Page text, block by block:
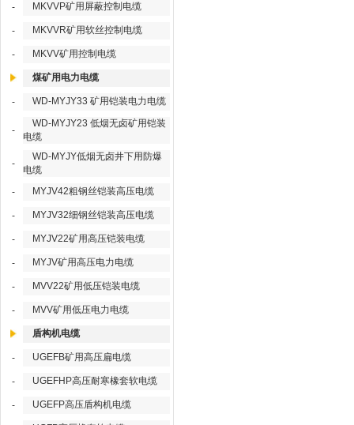
- MKVVP矿用屏蔽控制电缆
- MKVVR矿用软丝控制电缆
- MKVV矿用控制电缆
煤矿用电力电缆
- WD-MYJY33 矿用铠装电力电缆
-
WD-MYJY23 低烟无卤矿用铠装
电缆
-
WD-MYJY低烟无卤井下用防爆
电缆
-
MYJV42粗钢丝铠装高压电缆
- MYJV32细钢丝铠装高压电缆
- MYJV22矿用高压铠装电缆
- MYJV矿用高压电力电缆
- MVV22矿用低压铠装电缆
- MVV矿用低压电力电缆
盾构机电缆
- UGEFB矿用高压扁电缆
- UGEFHP高压耐寒橡套软电缆
- UGEFP高压盾构机电缆